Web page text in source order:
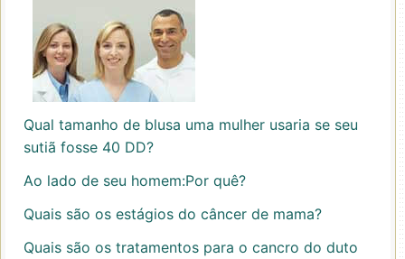
Qual tamanho de blusa uma mulher usaria se seu
sutiã fosse 40 DD?
Ao lado de seu homem:Por quê?
Quais são os estágios do câncer de mama?
Quais são os tratamentos para o cancro do duto